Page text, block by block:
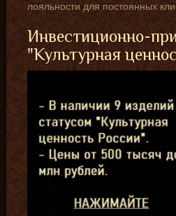
лояльности для постоянных
Инвестиционно-
"Культурная